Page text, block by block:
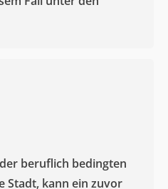
beruflich bedingten
Stadt, kann ein zuvor